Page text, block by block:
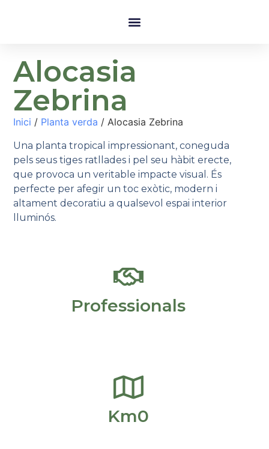
Alocasia
Zebrina
Inici / Planta verda / Alocasia Zebrina
Una planta tropical impressionant, coneguda
pels seus tiges ratllades i pel seu hàbit erecte,
que provoca un veritable impacte visual. És
perfecte per afegir un toc exòtic, modern i
altament decoratiu a qualsevol espai interior
lluminós.
Professionals
Km0